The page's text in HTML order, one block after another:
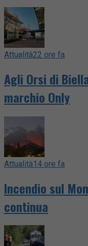
Attualità22 ore fa
Agli Orsi di
marchio Only
Attualità14 ore fa
Incendio sul
continua